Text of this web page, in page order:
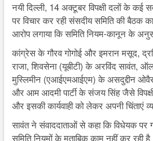
नयी दिल्ली, 14 अक्टूबर विपक्षी दलों के
पर विचार कर रही संसदीय समिति की बैठक
आरोप लगाया कि समिति नियम-कानून के
कांग्रेस के गौरव गोगोई और इमरान मसूद,
राजा, शिवसेना (यूबीटी) के अरविंद सावंत,
मुस्लिमीन (एआईएमआईएम) के असदुद्दीन ओवैसी,
और आम आदमी पार्टी के संजय सिंह जैसे
और इसकी कार्यवाही को लेकर अपनी चिंताएं
सावंत ने संवाददाताओं से कहा कि विधेयक
समिति नियमों के मुताबिक काम नहीं कर रही